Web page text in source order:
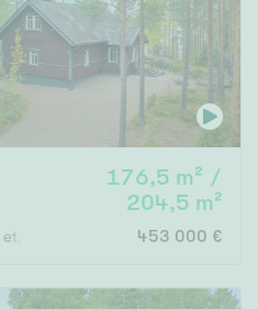
Ei uudiskohteita
Ei arvokohteita
176,5 m² /
204,5 m²
kuisti, aula 453 000 €